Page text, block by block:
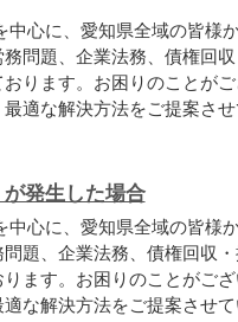
中心に、愛知県全域の皆様
問題、企業法務、債権回
ります。お困りのことが
適な解決方法をご提案さ
発生した場合
中心に、愛知県全域の皆様
題、企業法務、債権回収
ます。お困りのことがご
な解決方法をご提案させて